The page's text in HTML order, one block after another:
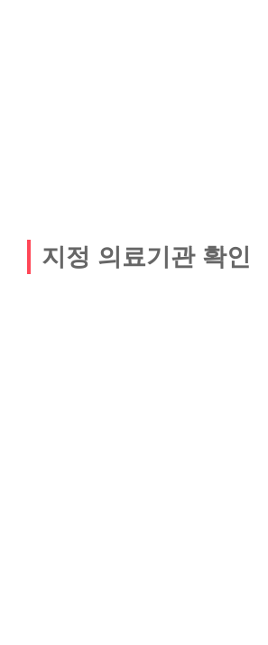
지정 의료기관 확인